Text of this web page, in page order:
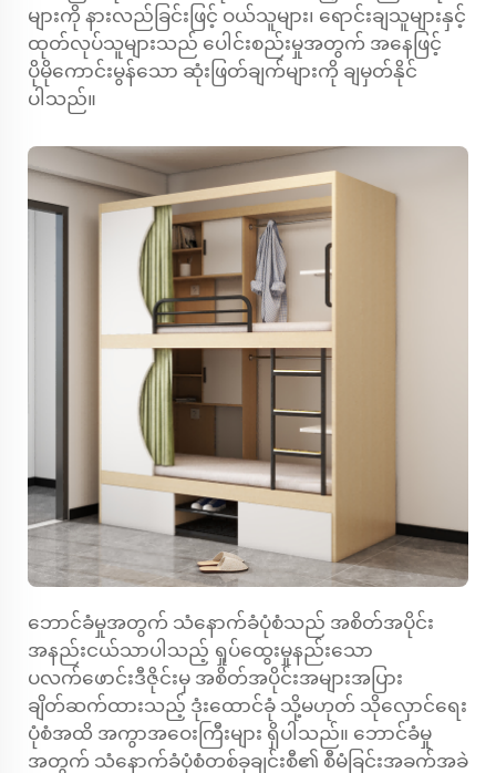
များကို နားလည်ခြင်းဖြင့် ဝယ်သူများ၊ ရောင်းချသူများနှင့်
ထုတ်လုပ်သူများသည် ပေါင်းစည်းမှုအတွက် အနေဖြင့်
ပိုမိုကောင်းမွန်သော ဆုံးဖြတ်ချက်များကို ချမှတ်နိုင်
ပါသည်။
ဘောင်ခံမှုအတွက် သံနောက်ခံပုံစံသည် အစိတ်အပိုင်း
အနည်းငယ်သာပါသည့် ရှုပ်ထွေးမှုနည်းသော
ပလက်ဖောင်းဒီဇိုင်းမှ အစိတ်အပိုင်းအများအပြား
ချိတ်ဆက်ထားသည့် ဒုံးထောင်ခုံ သို့မဟုတ် သိုလှောင်ရေး
ပုံစံအထိ အကွာအဝေးကြီးများ ရှိပါသည်။ ဘောင်ခံမှု
အတွက် သံနောက်ခံပုံစံတစ်ခုချင်းစီ၏ စီမံခြင်းအခက်အခဲ